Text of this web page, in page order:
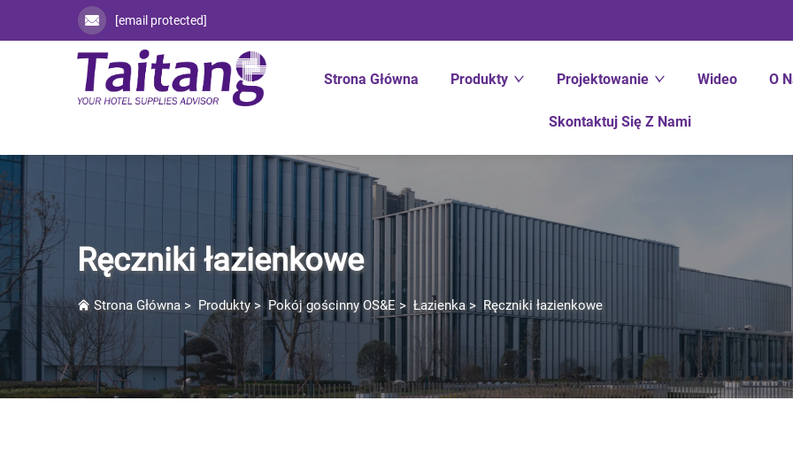
[email protected]
Strona Główna Produkty Projektowanie Wideo O
Skontaktuj Się Z Nami
Ręczniki łazienkowe
Strona Główna > Produkty>Pokój gościnny OS&E > Łazienka > Ręczniki łazienkowe